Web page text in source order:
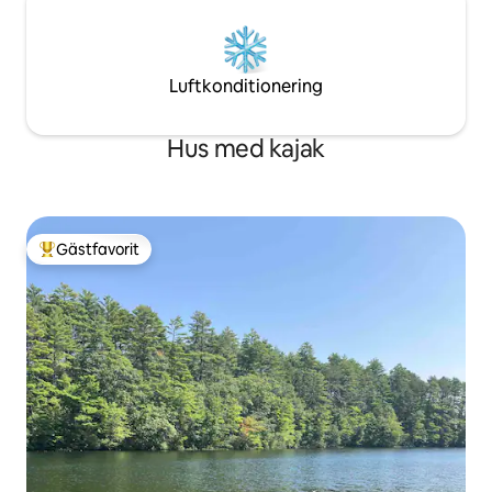
Luftkonditionering
Hus med kajak
Populär gästfavorit
Gästfavorit